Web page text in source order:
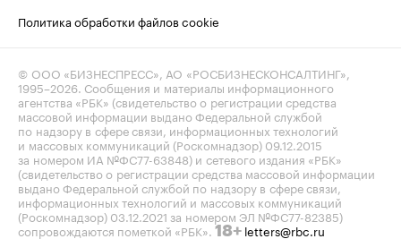
Политика обработки файлов cookie
© ООО «БИЗНЕСПРЕСС», АО «РОСБИЗНЕСКОНСАЛТИНГ»,
1995–2026. Сообщения и материалы информационного
агентства «РБК» (свидетельство о регистрации средства
массовой информации выдано Федеральной службой
по надзору в сфере связи, информационных технологий
и массовых коммуникаций (Роскомнадзор) 09.12.2015
за номером ИА №ФС77-63848) и сетевого издания «РБК»
(свидетельство о регистрации средства массовой информации
выдано Федеральной службой по надзору в сфере связи,
информационных технологий и массовых коммуникаций
(Роскомнадзор) 03.12.2021 за номером ЭЛ №ФС77-82385)
сопровождаются пометкой «РБК». 18+ letters@rbc.ru